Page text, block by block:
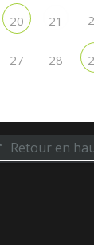
20 21
27 28
Retour en